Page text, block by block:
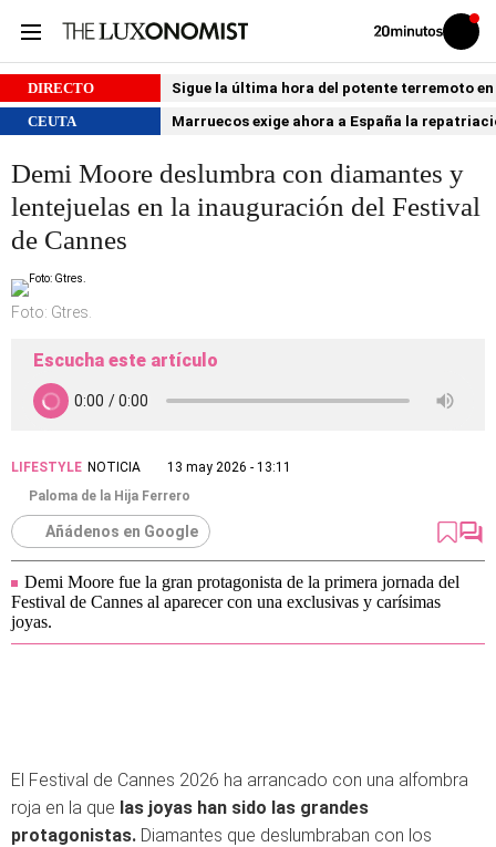
Volver
Iniciar
sesión
DIRECTO
Sigue la última hora del potente terremoto
CEUTA
Marruecos exige ahora a España la
Demi Moore deslumbra con diamantes y
lentejuelas en la inauguración del Festival
de Cannes
Foto: Gtres.
Escucha este artículo
LIFESTYLE NOTICIA
13 may 2026 - 13:11
Paloma de la Hija Ferrero
Añádenos en Google
Demi Moore fue la gran protagonista de la primera jornada del
Festival de Cannes al aparecer con una exclusivas y carísimas
joyas.
El Festival de Cannes 2026 ha arrancado con una alfombra
roja en la que las joyas han sido las grandes
protagonistas. Diamantes que deslumbraban con los